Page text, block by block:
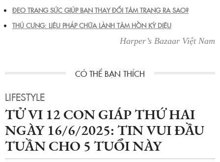
ĐEO TRANG SỨC GIÚP BẠN THAY ĐỔI TÂM TRẠNG RA SAO?
THÚ CƯNG: LIỆU PHÁP CHỮA LÀNH TÂM HỒN KỲ DIỆU
Harper’s Bazaar Việt Nam
LIFESTYLE
TỬ VI 12 CON GIÁP THỨ HAI
NGÀY 16/6/2025: TIN VUI ĐẦU
TUẦN CHO 5 TUỔI NÀY